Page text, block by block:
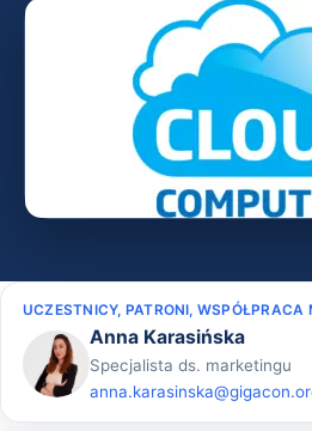
UCZESTNICY, PATRONI, WSPÓŁPRACA
Anna Karasińska
Specjalista ds. marketingu